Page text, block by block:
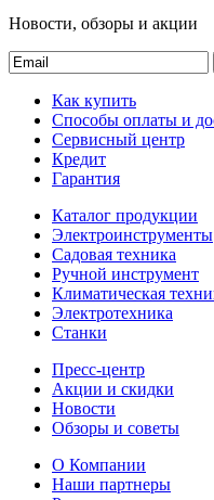
Новости, обзоры и акции
Как купить
Способы оплаты и
Сервисный центр
Кредит
Гарантия
Каталог продукции
Электроинструменты
Садовая техника
Ручной инструмент
Климатическая
Электротехника
Станки
Пресс-центр
Акции и скидки
Новости
Обзоры и советы
О Компании
Наши партнеры